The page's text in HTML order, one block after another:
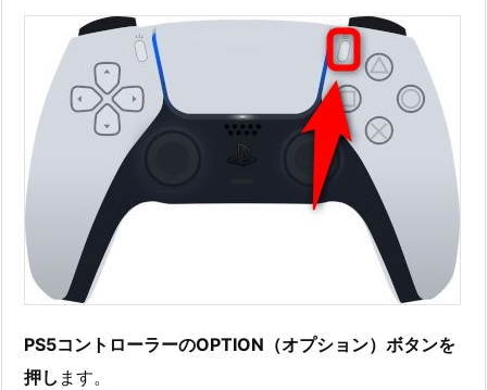
PS5コントローラーのOPTION（オプション）ボタンを
押し ます。